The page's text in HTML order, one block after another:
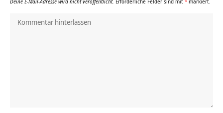
Deine E-Mail-Adresse wird nicht veröffentlicht. Erforderliche Felder sind mit * markiert.